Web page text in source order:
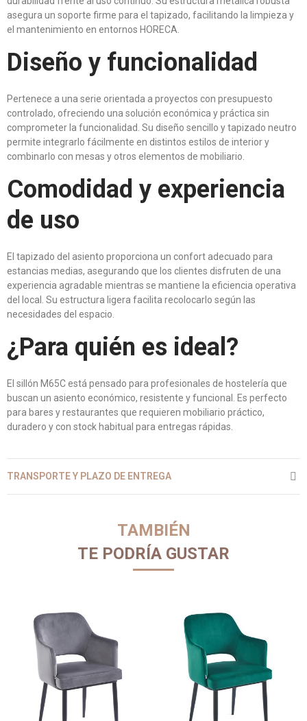
asegura un soporte firme para el tapizado, facilitando la limpieza y
el mantenimiento en entornos HORECA.
Diseño y funcionalidad
Pertenece a una serie orientada a proyectos con presupuesto
controlado, ofreciendo una solución económica y práctica sin
comprometer la funcionalidad. Su diseño sencillo y tapizado neutro
permite integrarlo fácilmente en distintos estilos de interior y
combinarlo con mesas y otros elementos de mobiliario.
Comodidad y experiencia
de uso
El tapizado del asiento proporciona un confort adecuado para
estancias medias, asegurando que los clientes disfruten de una
experiencia agradable mientras se mantiene la eficiencia operativa
del local. Su estructura ligera facilita recolocarlo según las
necesidades del espacio.
¿Para quién es ideal?
El sillón M65C está pensado para profesionales de hostelería que
buscan un asiento económico, resistente y funcional. Es perfecto
para bares y restaurantes que requieren mobiliario práctico,
duradero y con stock habitual para entregas rápidas.
TRANSPORTE Y PLAZO DE ENTREGA
TAMBIÉN
TE PODRÍA GUSTAR